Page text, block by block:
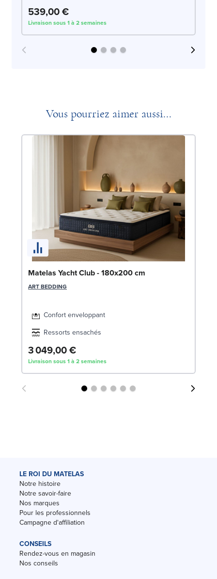
539,00 €
Livraison sous 1 à 2 semaines
Vous pourriez aimer aussi...
Matelas Yacht Club - 180x200 cm
ART BEDDING
Confort enveloppant
Ressorts ensachés
3 049,00 €
Livraison sous 1 à 2 semaines
LE ROI DU MATELAS
Notre histoire
Notre savoir-faire
Nos marques
Pour les professionnels
Campagne d'affiliation
CONSEILS
Rendez-vous en magasin
Nos conseils